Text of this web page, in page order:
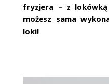
fryzjera – z lokówką
możesz sama
loki!